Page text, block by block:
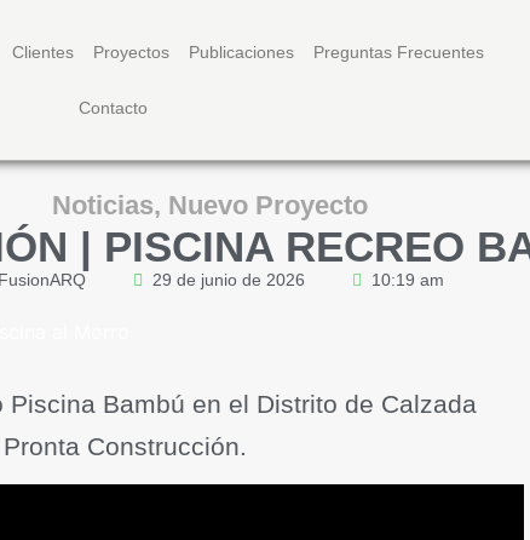
Clientes Proyectos Publicaciones Preguntas Frecuentes
Contacto
Noticias, Nuevo Proyecto
| PISCINA RECREO
FusionARQ 29 de junio de 2026 10:19 am
Bambú en el Distrito de Calzada
Construcción.